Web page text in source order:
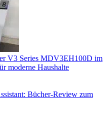
V3 Series MDV3EH100D im
moderne Haushalte
Bücher-Review zum